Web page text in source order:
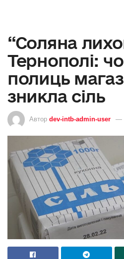
“Соляна
Тернополі:
полиць
зникла сіль
Автор dev-intb-admin-user